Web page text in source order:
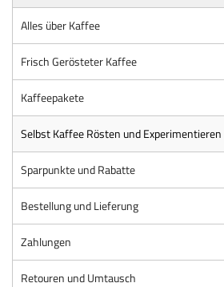
Alles über Kaffee
Frisch Gerösteter Kaffee
Kaffeepakete
Selbst Kaffee Rösten und Experimentieren
Sparpunkte und Rabatte
Bestellung und Lieferung
Zahlungen
Retouren und Umtausch